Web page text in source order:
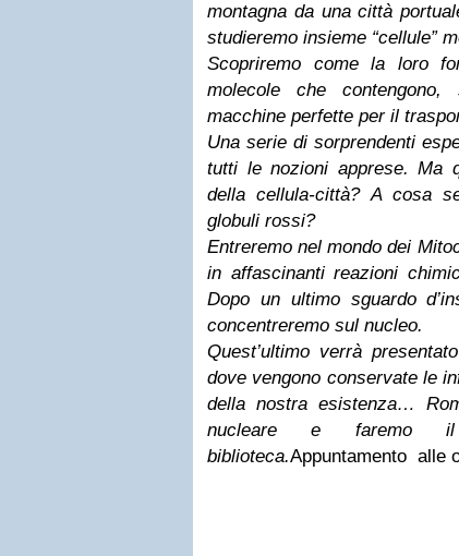
montagna da una città
studieremo insieme “cellule”
Scopriremo come la loro
molecole che
macchine perfette per il
Una serie di sorprendenti
tutti le nozioni apprese. Ma
della cellula-città? A cosa
globuli rossi?
Entreremo nel mondo dei
in affascinanti reazioni
Dopo un ultimo sguardo
concentreremo sul nucleo.
Quest’ultimo verrà
dove vengono conservate le
della nostra esistenza…
nucleare e faremo
biblioteca.Appuntamento alle